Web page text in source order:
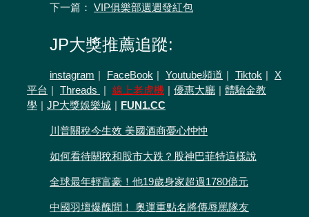
下一篇： VIP俱樂部週週發紅包
JP大獎推薦追蹤:
instagram | FaceBook | Youtube頻道 | Tiktok |
X
平台 | Threads | 線上老虎機 | 優惠大廳 | 體驗金教
學 | JP大獎娛樂城 | FUN1.CC
川普關稅今生效 美國酒商憂心忡忡
如何看待關稅和股市大跌？股神巴菲特這樣說
全球最年輕富豪！他19歲身家超過1780億元
中國羽壇爆醜聞！ 奧運重點名將傳辱罵隊友